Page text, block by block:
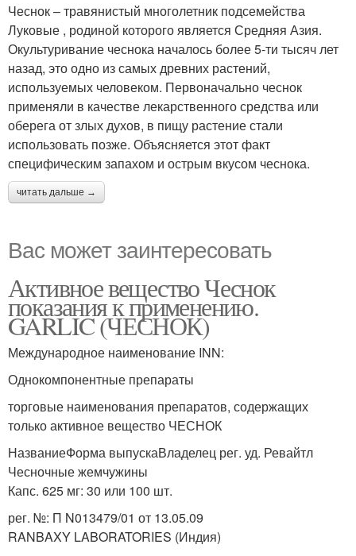
Чеснок – травянистый многолетник подсемейства
Луковые , родиной которого является Средняя Азия.
Окультуривание чеснока началось более 5-ти тысяч лет
назад, это одно из самых древних растений,
используемых человеком. Первоначально чеснок
применяли в качестве лекарственного средства или
оберега от злых духов, в пищу растение стали
использовать позже. Объясняется этот факт
специфическим запахом и острым вкусом чеснока.
читать дальше →
Вас может заинтересовать
Активное вещество Чеснок
показания к применению.
GARLIC (ЧЕСНОК)
Международное наименование INN:
Однокомпонентные препараты
торговые наименования препаратов, содержащих
только активное вещество ЧЕСНОК
НазваниеФорма выпускаВладелец рег. уд. Ревайтл
Чесночные жемчужины
Капс. 625 мг: 30 или 100 шт.
рег. №: П N013479/01 от 13.05.09
RANBAXY LABORATORIES (Индия)